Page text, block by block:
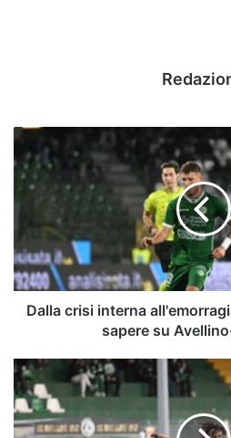
Dalla
crisi
interna
all'emorragia
cose
da
sapere
Dalla crisi interna
sapere su
Serie
B:
la
Reggiana